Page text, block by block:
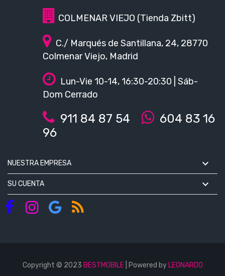
COLMENAR VIEJO (Tienda Zbitt)
C./ Marqués de Santillana, 24, 28770
Colmenar Viejo, Madrid
Lun-Vie 10-14, 16:30-20:30 | Sáb-
Dom Cerrado
911 84 87 54
604 83 16
96
NUESTRA EMPRESA 
SU CUENTA 
Copyright © 2023 BESTMOBILE| Powered by LEONARDO